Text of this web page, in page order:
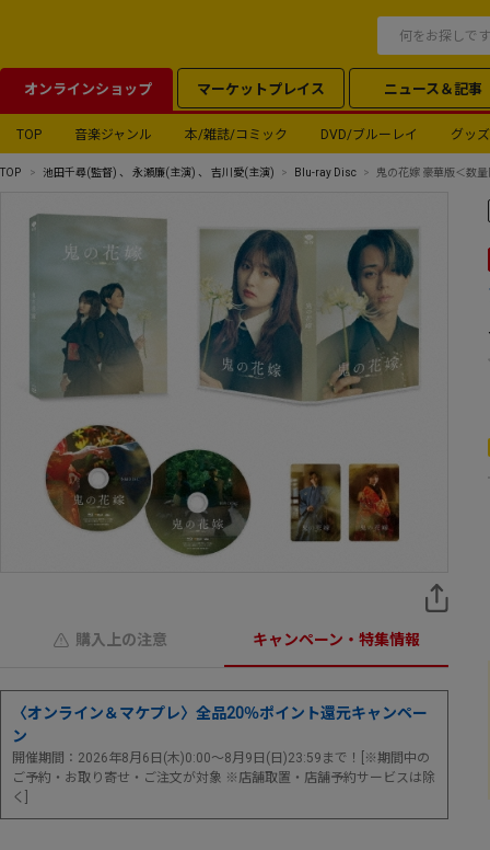
オンラインショップ マーケットプレイス ニュース＆記事
TOP 音楽ジャンル 本/雑誌/コミック DVD/ブルーレイ グッズ
TOP 池田千尋(監督) 、 永瀬廉(主演) 、 吉川愛(主演) Blu-ray Disc 鬼の花嫁 豪華版＜数
購入上の注意 キャンペーン・特集情報
〈オンライン＆マケプレ〉全品20％ポイント還元キャンペー
ン
開催期間：2026年8月6日(木)0:00～8月9日(日)23:59まで！[※期間中の
ご予約・お取り寄せ・ご注文が対象 ※店舗取置・店舗予約サービスは除
く]